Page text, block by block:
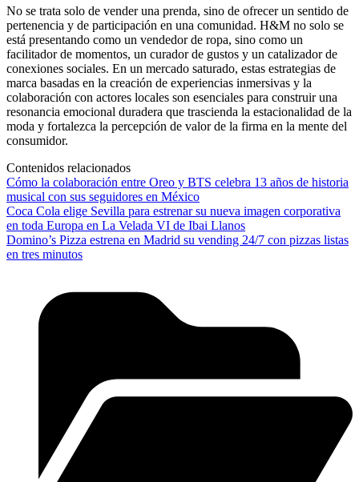
No se trata solo de vender una prenda, sino de ofrecer un sentido de
pertenencia y de participación en una comunidad. H&M no solo se
está presentando como un vendedor de ropa, sino como un
facilitador de momentos, un curador de gustos y un catalizador de
conexiones sociales. En un mercado saturado, estas estrategias de
marca basadas en la creación de experiencias inmersivas y la
colaboración con actores locales son esenciales para construir una
resonancia emocional duradera que trascienda la estacionalidad de la
moda y fortalezca la percepción de valor de la firma en la mente del
consumidor.
Contenidos relacionados
Cómo la colaboración entre Oreo y BTS celebra 13 años de historia
musical con sus seguidores en México
Coca Cola elige Sevilla para estrenar su nueva imagen corporativa
en toda Europa en La Velada VI de Ibai Llanos
Domino’s Pizza estrena en Madrid su vending 24/7 con pizzas listas
en tres minutos